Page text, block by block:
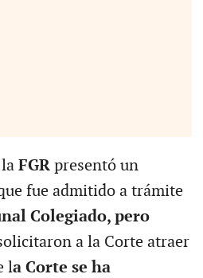
FGR presentó un
fue admitido a trámite
Colegiado, pero
a la Corte atraer
la Corte se ha